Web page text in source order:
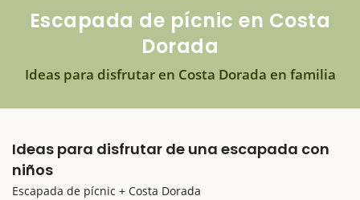
Escapada de pícnic en Costa
Dorada
Ideas para disfrutar en Costa Dorada en familia
Ideas para disfrutar de una escapada con
niños
Escapada de pícnic + Costa Dorada